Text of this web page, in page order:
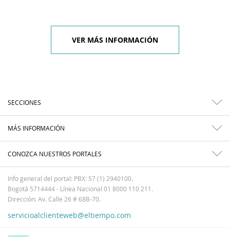
VER MÁS INFORMACIÓN
SECCIONES
MÁS INFORMACIÓN
CONOZCA NUESTROS PORTALES
Info general del portal: PBX: 57 (1) 2940100.
Bogotá 5714444 - Línea Nacional 01 8000 110 211.
Dirección: Av. Calle 26 # 68B-70.
servicioalclienteweb@eltiempo.com